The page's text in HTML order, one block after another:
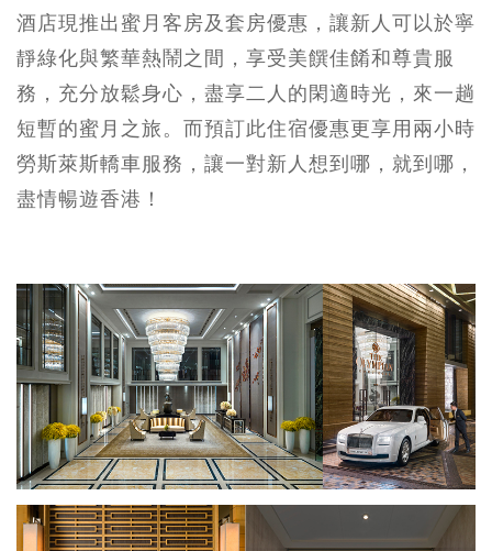
酒店現推出蜜月客房及套房優惠，讓新人可以於寧
靜綠化與繁華熱鬧之間，享受美饌佳餚和尊貴服
務，充分放鬆身心，盡享二人的閑適時光，來一趟
短暫的蜜月之旅。而預訂此住宿優惠更享用兩小時
勞斯萊斯轎車服務，讓一對新人想到哪，就到哪，
盡情暢遊香港！